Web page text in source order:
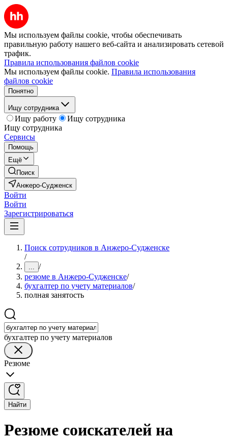
Мы используем файлы cookie, чтобы обеспечивать
правильную работу нашего веб-сайта и анализировать сетевой
трафик.
Правила использования файлов cookie
Мы используем файлы cookie. Правила использования
файлов cookie
Понятно
Ищу сотрудника
Ищу работу
Ищу сотрудника
Ищу сотрудника
Сервисы
Помощь
Ещё
Поиск
Анжеро-Судженск
Войти
Войти
Зарегистрироваться
Поиск сотрудников в Анжеро-Судженске
/
... /
резюме в Анжеро-Судженске/
бухгалтер по учету материалов/
полная занятость
бухгалтер по учету материалов
Резюме
Найти
Резюме соискателей на